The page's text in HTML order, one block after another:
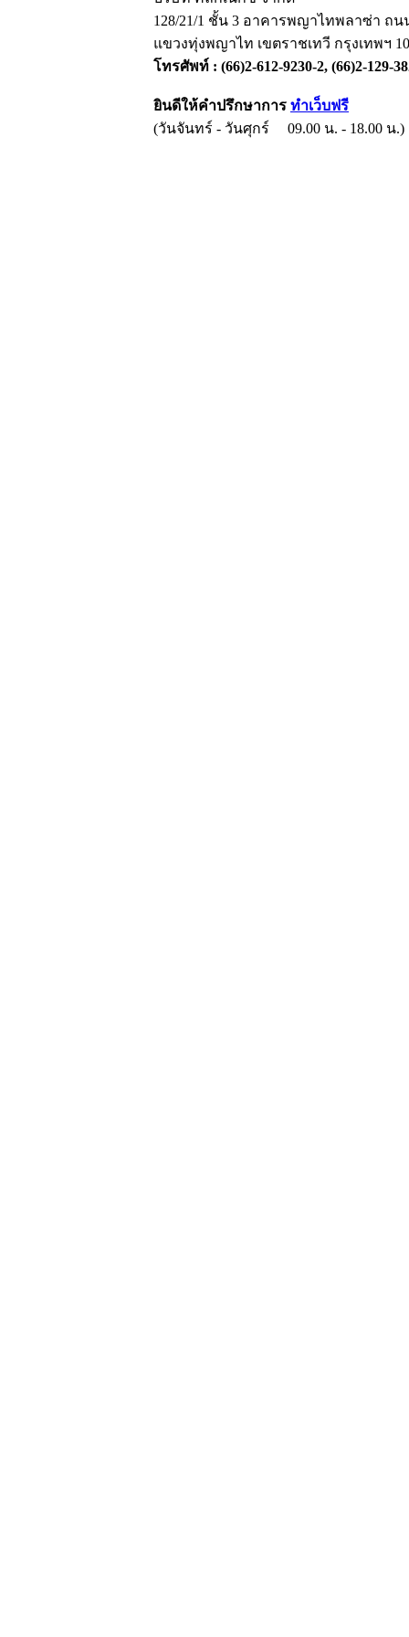
128/21/1 ชั้น 3 อาคารพญาไทพลาซ่า ถ
แขวงทุ่งพญาไท เขตราชเทวี กรุงเทพฯ
โทรศัพท์ : (66)2-612-9230-2, (66)2-129-
ยินดีให้คำปรึกษาการ ทำเว็บฟรี
(วันจันทร์ - วันศุกร์ 09.00 น. - 18.00 น.)